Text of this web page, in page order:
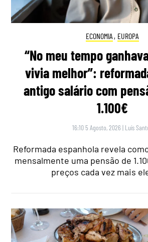
ECONOMIA , EUROPA
“No meu tempo
vivia melhor”:
antigo salário com
1.100€
16:10 5 Agosto, 2026 | Luís
Reformada espanhola revela
mensalmente uma pensão de
preços cada vez mais